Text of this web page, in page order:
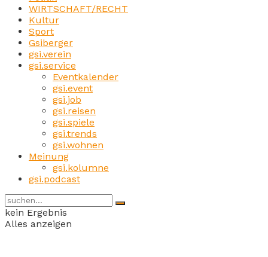
WIRTSCHAFT/RECHT
Kultur
Sport
Gsiberger
gsi.verein
gsi.service
Eventkalender
gsi.event
gsi.job
gsi.reisen
gsi.spiele
gsi.trends
gsi.wohnen
Meinung
gsi.kolumne
gsi.podcast
kein Ergebnis
Alles anzeigen